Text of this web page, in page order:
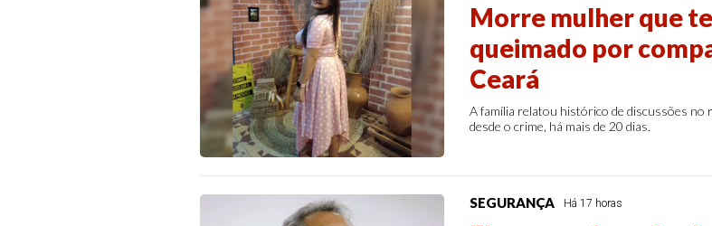
Morre mulher que
queimado por
Ceará
A família relatou histórico de discussões
desde o crime, há mais de 20 dias.
SEGURANÇA Há 17 horas